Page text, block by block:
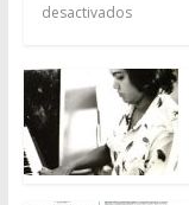
desactivados